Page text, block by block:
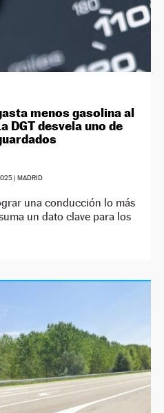
menos gasolina al
DGT desvela uno de
| MADRID
una conducción lo más
un dato clave para los